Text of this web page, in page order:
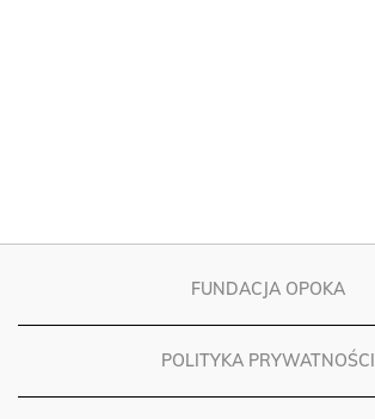
FUNDACJA OPOKA
POLITYKA PRYWATNOŚCI